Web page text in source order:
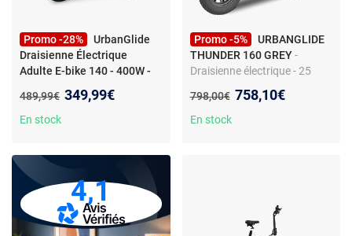
Promo -28%
UrbanGlide
Draisienne Électrique
Adulte E-bike 140 - 400W -
Ancien prix :
489,99€ Nouveau prix :
349,99€
En stock
Promo -5%
URBANGLIDE
THUNDER 160 GREY -
Draisienne électrique - 25
Freins à disque - 16 pouces
Ancien prix :
798,00€ Nouveau prix :
758,10€
En stock
4,1